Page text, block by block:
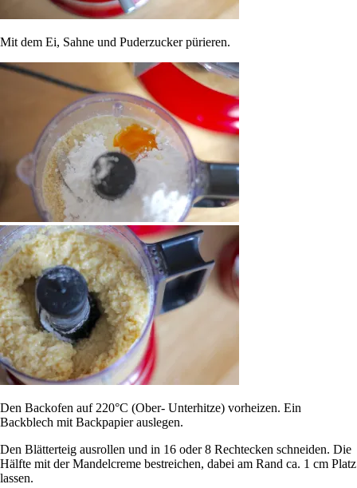
Mit dem Ei, Sahne und Puderzucker pürieren.
Den Backofen auf 220°C (Ober- Unterhitze) vorheizen. Ein
Backblech mit Backpapier auslegen.
Den Blätterteig ausrollen und in 16 oder 8 Rechtecken schneiden. Die
Hälfte mit der Mandelcreme bestreichen, dabei am Rand ca. 1 cm Platz
lassen.